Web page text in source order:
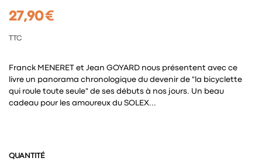
27,90 €
TTC
Franck MENERET et Jean GOYARD nous présentent avec ce
livre un panorama chronologique du devenir de "la bicyclette
qui roule toute seule" de ses débuts à nos jours. Un beau
cadeau pour les amoureux du SOLEX...
QUANTITÉ